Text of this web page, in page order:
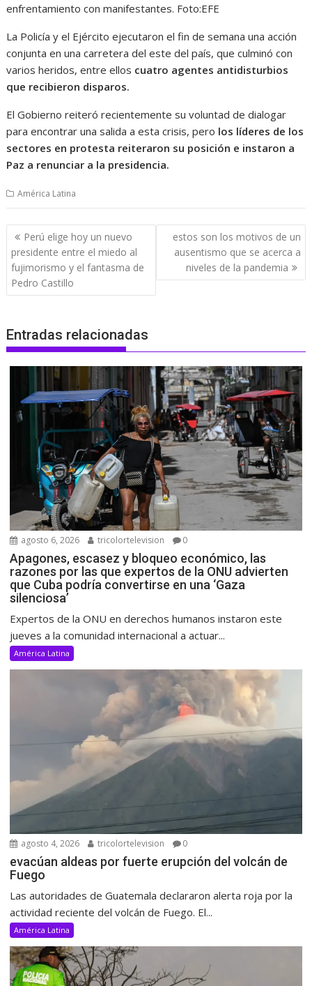
enfrentamiento con manifestantes. Foto:EFE
La Policía y el Ejército ejecutaron el fin de semana una acción
conjunta en una carretera del este del país, que culminó con
varios heridos, entre ellos cuatro agentes antidisturbios
que recibieron disparos.
El Gobierno reiteró recientemente su voluntad de dialogar
para encontrar una salida a esta crisis, pero los líderes de los
sectores en protesta reiteraron su posición e instaron a
Paz a renunciar a la presidencia.
América Latina
Navegación
de
entradas
Perú elige hoy un nuevo
presidente entre el miedo al
fujimorismo y el fantasma de
Pedro Castillo
estos son los motivos de un
ausentismo que se acerca a
niveles de la pandemia
Entradas relacionadas
agosto 6, 2026 tricolortelevision 0
Apagones, escasez y bloqueo económico, las
razones por las que expertos de la ONU advierten
que Cuba podría convertirse en una ‘Gaza
silenciosa’
Expertos de la ONU en derechos humanos instaron este
jueves a la comunidad internacional a actuar...
América Latina
agosto 4, 2026 tricolortelevision 0
evacúan aldeas por fuerte erupción del volcán de
Fuego
Las autoridades de Guatemala declararon alerta roja por la
actividad reciente del volcán de Fuego. El...
América Latina